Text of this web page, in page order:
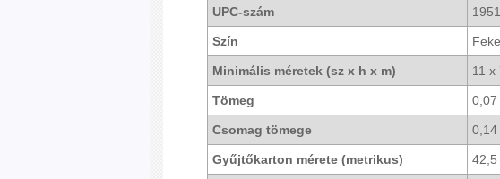
UPC-szám
Szín
Minimális méretek (sz x h x m) 11 x
Tömeg 0,07
Csomag tömege 0,14
Gyűjtőkarton mérete (metrikus) 42,5